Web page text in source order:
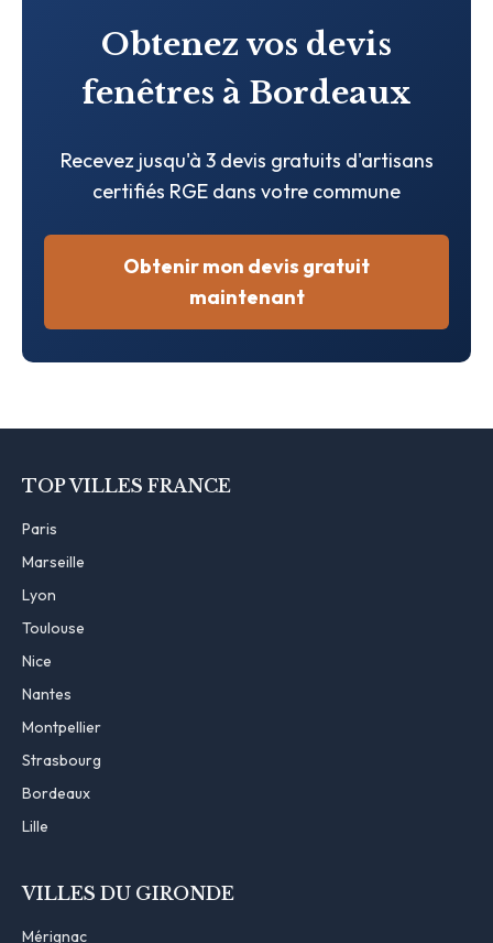
Obtenez vos devis
fenêtres à Bordeaux
Recevez jusqu'à 3 devis gratuits d'artisans
certifiés RGE dans votre commune
Obtenir mon devis gratuit
maintenant
TOP VILLES FRANCE
Paris
Marseille
Lyon
Toulouse
Nice
Nantes
Montpellier
Strasbourg
Bordeaux
Lille
VILLES DU GIRONDE
Mérignac